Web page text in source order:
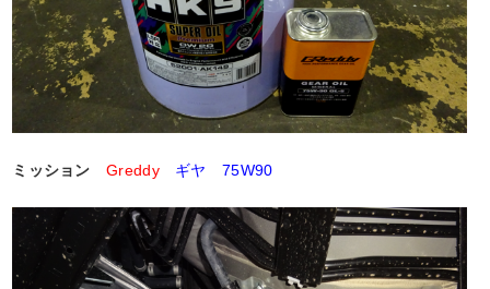
ミッション Greddy ギヤ 75W90